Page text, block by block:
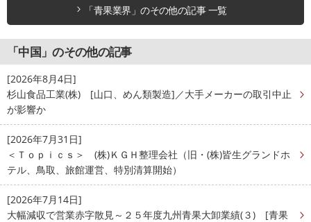
「青果業界」のその他の記事 一覧
「中国」のその他の記事
[2026年8月4日]
杉山食品工業(株) [山口、めん類製造]／大手メーカーの取引中止
が影響か
[2026年7月31日]
＜Ｔｏｐｉｃｓ＞ (株)ＫＧＨ整理会社（旧・(株)皆生グランドホ
テル、鳥取、旅館運営、特別清算開始）
[2026年7月14日]
大幅減収で営業赤字散見～２５年度九州青果大卸業績(３) [青果